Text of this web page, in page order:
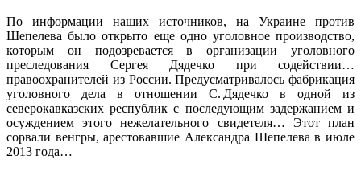
По информации наших источников, на Украине против
Шепелева было открыто еще одно уголовное производство,
которым он подозревается в организации уголовного
преследования Сергея Дядечко при содействии…
правоохранителей из России. Предусматривалось фабрикация
уголовного дела в отношении С. Дядечко в одной из
северокавказских республик с последующим задержанием и
осуждением этого нежелательного свидетеля… Этот план
сорвали венгры, арестовавшие Александра Шепелева в июле
2013 года…